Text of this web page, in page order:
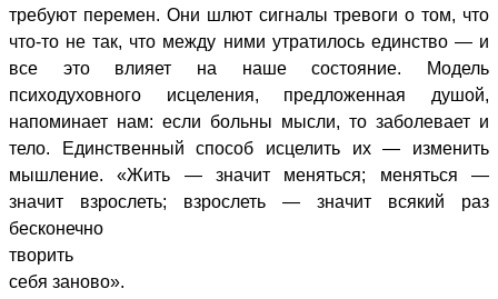
требуют перемен. Они шлют сигналы тревоги о том, что
что-то не так, что между ними утратилось единство — и
все это влияет на наше состояние. Модель
психодуховного исцеления, предложенная душой,
напоминает нам: если больны мысли, то заболевает и
тело. Единственный способ исцелить их — изменить
мышление. «Жить — значит меняться; меняться —
значит взрослеть; взрослеть — значит всякий раз
бесконечно
творить
себя заново».